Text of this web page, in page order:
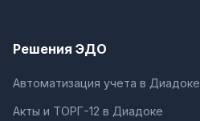
Решения ЭДО
Автоматизация учета в Диадоке
Акты и ТОРГ-12 в Диадоке